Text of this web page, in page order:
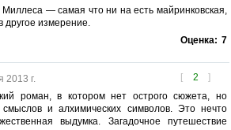
— самая что ни на есть майринковская,
другое измерение.
Оценка: 7
[ 2 ]
2013 г.
роман, в котором нет острого сюжета, но
и алхимических символов. Это нечто
выдумка. Загадочное путешествие